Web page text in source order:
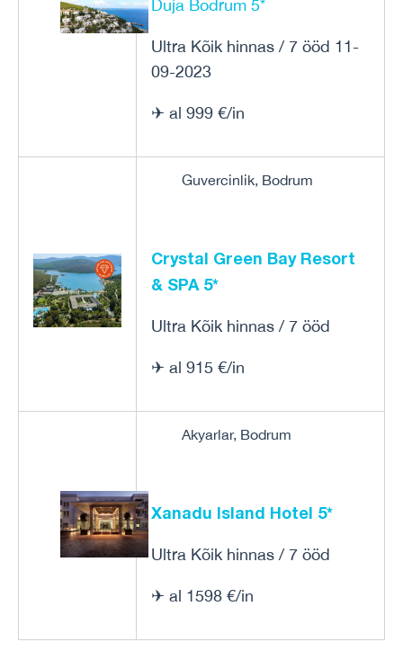
Duja Bodrum 5*
Ultra Kõik hinnas / 7 ööd 11-
09-2023
✈ al 999 €/in
Guvercinlik, Bodrum
Crystal Green Bay Resort
& SPA 5*
Ultra Kõik hinnas / 7 ööd
✈ al 915 €/in
Akyarlar, Bodrum
Xanadu Island Hotel 5*
Ultra Kõik hinnas / 7 ööd
✈ al 1598 €/in